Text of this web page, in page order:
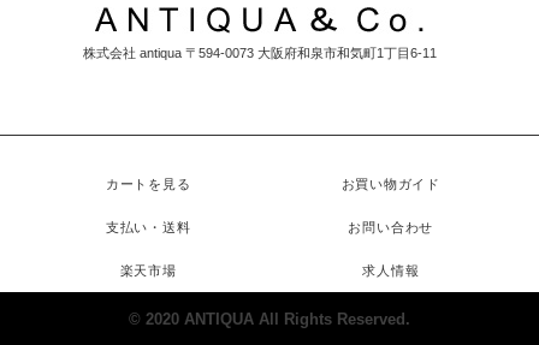
株式会社 antiqua 〒594-0073 大阪府和泉市和気町1丁目6-11
カートを見る お買い物ガイド
支払い・送料 お問い合わせ
楽天市場 求人情報
© 2020 ANTIQUA All Rights Reserved.